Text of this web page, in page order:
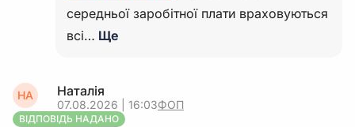
середньої заробітної плати враховуються
всі… Ще
НА Наталія
07.08.2026 | 16:03ФОП
ВІДПОВІДЬ НАДАНО